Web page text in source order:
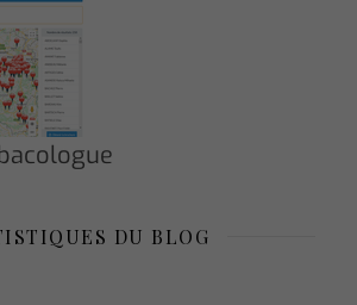
DU BLOG